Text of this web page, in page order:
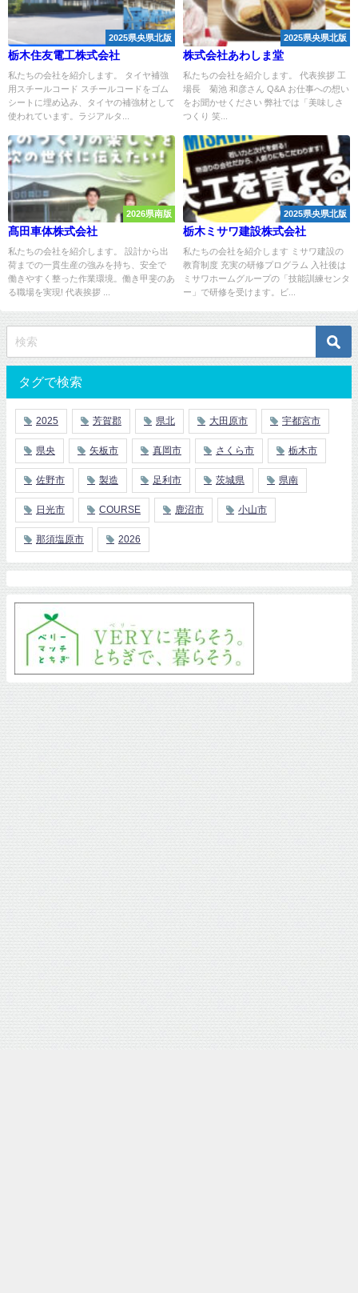
2025県央県北版
栃木住友電工株式会社
私たちの会社を紹介します。 タイヤ補強
用スチールコード スチールコードをゴム
シートに埋め込み、タイヤの補強材として
使われています。ラジアルタ...
2025県央県北版
株式会社あわしま堂
私たちの会社を紹介します。 代表挨拶 工
場長 菊池 和彦さん Q&A お仕事への想い
をお聞かせください 弊社では「美味しさ
つくり 笑...
2026県南版
髙田車体株式会社
私たちの会社を紹介します。 設計から出
荷までの一貫生産の強みを持ち、安全で
働きやすく整った作業環境。働き甲斐のあ
る職場を実現! 代表挨拶 ...
2025県央県北版
栃木ミサワ建設株式会社
私たちの会社を紹介します ミサワ建設の
教育制度 充実の研修プログラム 入社後は
ミサワホームグループの「技能訓練センタ
ー」で研修を受けます。ビ...
タグで検索
2025 芳賀郡 県北 大田原市 宇都宮市
県央 矢板市 真岡市 さくら市 栃木市
佐野市 製造 足利市 茨城県 県南
日光市 COURSE 鹿沼市 小山市
那須塩原市 2026